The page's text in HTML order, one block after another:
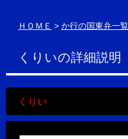
ＨＯＭＥ > か行の国東弁一覧
くりいの詳細説明
くりい